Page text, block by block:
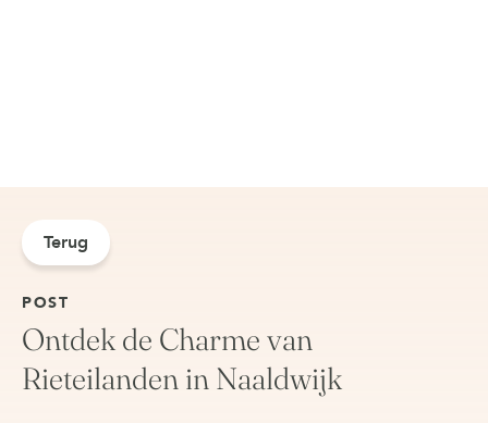
Terug
POST
Ontdek de Charme van
Rieteilanden in Naaldwijk